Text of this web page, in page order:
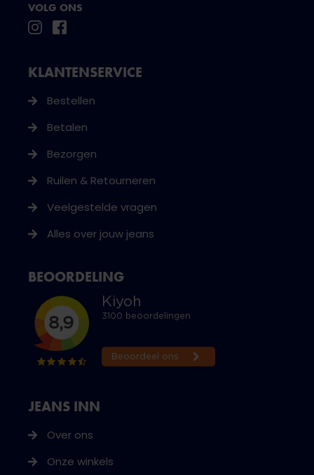
VOLG ONS
JEANS INN
Over ons
Onze winkels
KLANTENSERVICE
Bestellen
Betalen
Bezorgen
Ruilen & Retourneren
Veelgestelde vragen
Alles over jouw jeans
BEOORDELING